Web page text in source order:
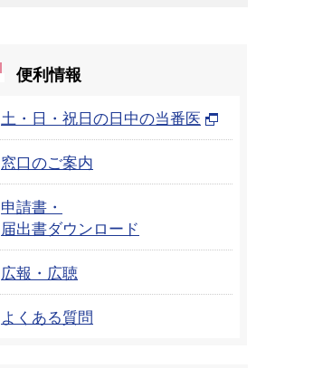
便利情報
土・日・祝日の日中の当番医
窓口のご案内
申請書・
届出書ダウンロード
広報・広聴
よくある質問